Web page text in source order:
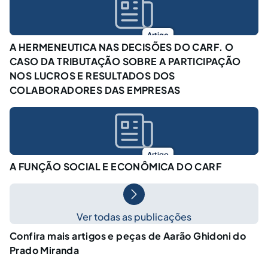
Artigo
A HERMENEUTICA NAS DECISÕES DO CARF. O
CASO DA TRIBUTAÇÃO SOBRE A PARTICIPAÇÃO
NOS LUCROS E RESULTADOS DOS
COLABORADORES DAS EMPRESAS
Artigo
A FUNÇÃO SOCIAL E ECONÔMICA DO CARF
Ver todas as publicações
Confira mais artigos e peças de Aarão Ghidoni do
Prado Miranda